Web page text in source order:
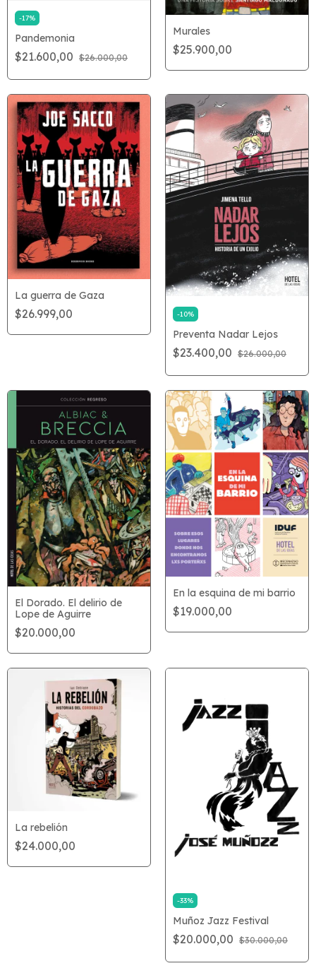
-17%
Pandemonia
$21.600,00 $26.000,00
Murales
$25.900,00
La guerra de Gaza
$26.999,00 -10%
Preventa Nadar Lejos
$23.400,00 $26.000,00
El Dorado. El delirio de
Lope de Aguirre
$20.000,00
En la esquina de mi barrio
$19.000,00
La rebelión
$24.000,00
-33%
Muñoz Jazz Festival
$20.000,00 $30.000,00